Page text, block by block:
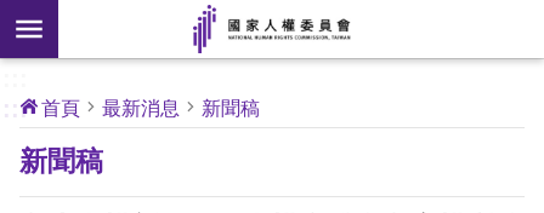
前往主要內容區塊
搜
尋
開
新
核
心
人
權
:::
首頁 最新消息 新聞稿
新聞稿